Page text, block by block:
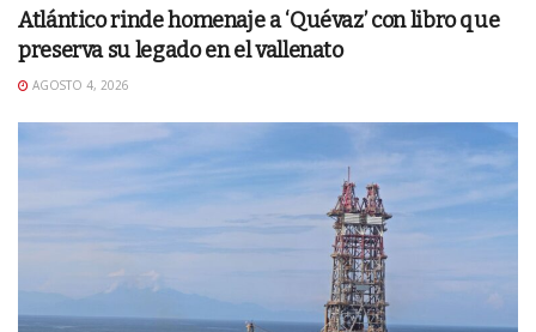
Atlántico rinde homenaje a ‘Quévaz’ con libro que
preserva su legado en el vallenato
AGOSTO 4, 2026